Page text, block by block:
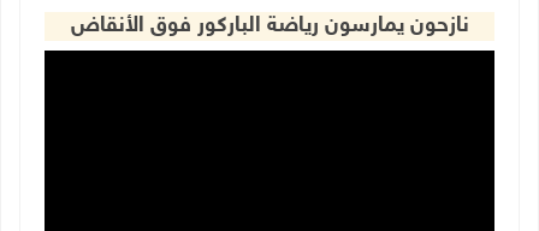
نازحون يمارسون رياضة الباركور فوق الأنقاض